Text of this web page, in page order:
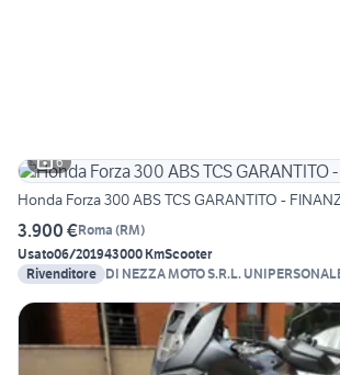
6
Honda Forza 300 ABS TCS GARANTITO -
3.900 €Roma (RM)
Usato06/201943000 KmScooter
Rivenditore DI NEZZA MOTO S.R.L.